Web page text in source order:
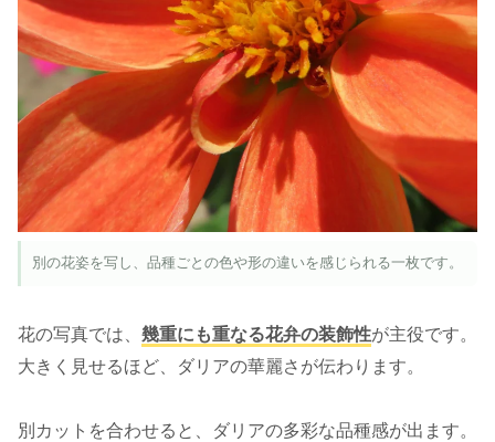
別の花姿を写し、品種ごとの色や形の違いを感じられる一枚です。
花の写真では、 幾重にも重なる花弁の装飾性が主役です。
大きく見せるほど、ダリアの華麗さが伝わります。
別カットを合わせると、ダリアの多彩な品種感が出ます。